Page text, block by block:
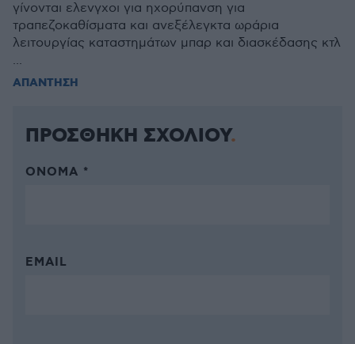
γίνονται ελενγχοι για ηχορύπανση για
τραπεζοκαθίσματα και ανεξέλεγκτα ωράρια
λειτουργίας καταστημάτων μπαρ και διασκέδασης κτλ
...
ΑΠΑΝΤΗΣΗ
ΠΡΟΣΘΗΚΗ ΣΧΟΛΙΟΥ
ΌΝΟΜΑ *
EMAIL